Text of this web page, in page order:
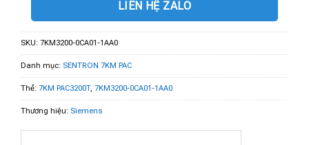
LIÊN HỆ ZALO
SKU: 7KM3200-0CA01-1AA0
Danh mục: SENTRON 7KM PAC
Thẻ: 7KM PAC3200T, 7KM3200-0CA01-1AA0
Thương hiệu: Siemens